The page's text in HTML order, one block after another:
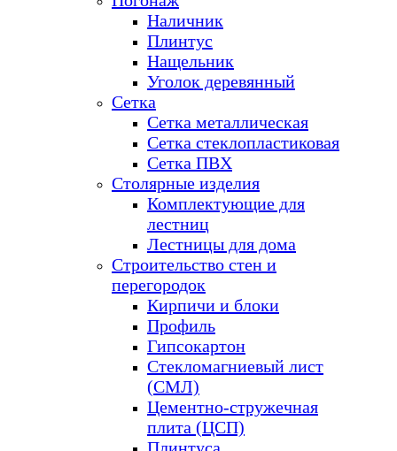
Наличник
Плинтус
Нащельник
Уголок деревянный
Сетка
Сетка металлическая
Сетка стеклопластиковая
Сетка ПВХ
Столярные изделия
Комплектующие для
лестниц
Лестницы для дома
Строительство стен и
перегородок
Кирпичи и блоки
Профиль
Гипсокартон
Стекломагниевый лист
(СМЛ)
Цементно-стружечная
плита (ЦСП)